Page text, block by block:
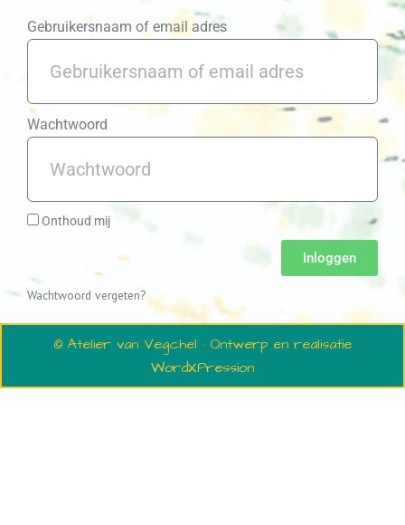
Gebruikersnaam of email adres
Wachtwoord
Onthoud mij
Inloggen
Wachtwoord vergeten?
© Atelier van Vegchel · Ontwerp en realisatie
WordXPression